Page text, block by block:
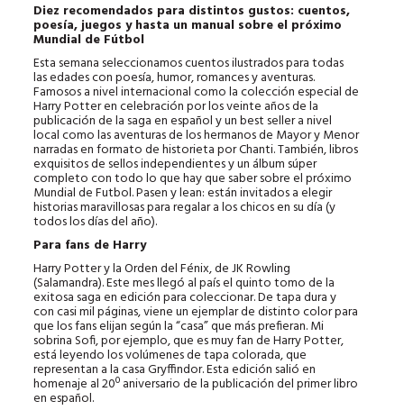
Diez recomendados para distintos gustos: cuentos,
poesía, juegos y hasta un manual sobre el próximo
Mundial de Fútbol
Esta semana seleccionamos cuentos ilustrados para todas
las edades con poesía, humor, romances y aventuras.
Famosos a nivel internacional como la colección especial de
Harry Potter en celebración por los veinte años de la
publicación de la saga en español y un best seller a nivel
local como las aventuras de los hermanos de Mayor y Menor
narradas en formato de historieta por Chanti. También, libros
exquisitos de sellos independientes y un álbum súper
completo con todo lo que hay que saber sobre el próximo
Mundial de Futbol. Pasen y lean: están invitados a elegir
historias maravillosas para regalar a los chicos en su día (y
todos los días del año).
Para fans de Harry
Harry Potter y la Orden del Fénix, de JK Rowling
(Salamandra). Este mes llegó al país el quinto tomo de la
exitosa saga en edición para coleccionar. De tapa dura y
con casi mil páginas, viene un ejemplar de distinto color para
que los fans elijan según la “casa” que más prefieran. Mi
sobrina Sofi, por ejemplo, que es muy fan de Harry Potter,
está leyendo los volúmenes de tapa colorada, que
representan a la casa Gryffindor. Esta edición salió en
homenaje al 20º aniversario de la publicación del primer libro
en español.